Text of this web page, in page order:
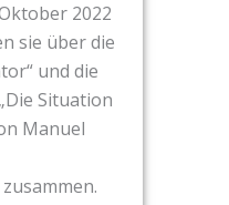
2022
sie über die
und die
Situation
Manuel